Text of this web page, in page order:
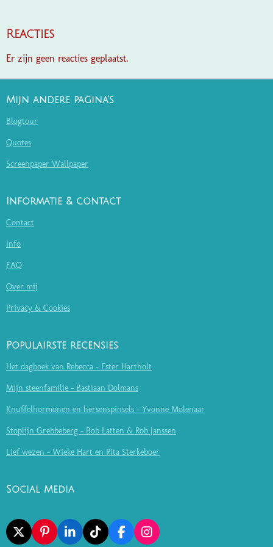
Reacties
Er zijn geen reacties geplaatst.
Mijn andere pagina's
Blogtour
Quotes
Screenpaper Wallpaper
Informatie & contact
Contact
Info
FAQ
Over mij
Privacy & Cookies
Populairste recensies
Het dagboek van Rebecca - Ester Hartholt
Mijn steenfamilie - Bastiaan Dolmans
Knuffelhormonen en hersenspinsels - Yvonne Molenaar
Stoplijn Grebbeberg - Bob Latten & Rob Janssen
Lief wezen - Wieke Hart en Rita Sterkeboer
Social Media
X
P
L
T
F
I